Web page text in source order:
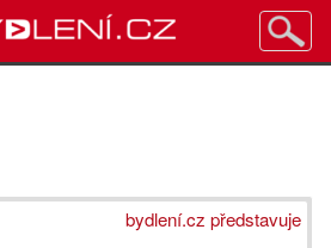
bydlení.cz představuje